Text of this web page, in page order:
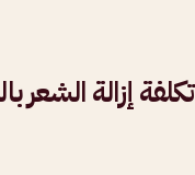
تكلفة إزالة الشعر